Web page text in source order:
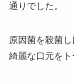
通りでした。
原因菌を殺菌
綺麗な口元をト